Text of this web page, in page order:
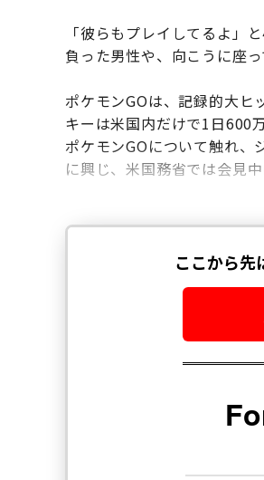
「彼らもプレイしてるよ」
負った男性や、向こうに座
ポケモンGOは、記録的大
キーは米国内だけで1日600
ポケモンGOについて触れ、
に興じ、米国務省では会見